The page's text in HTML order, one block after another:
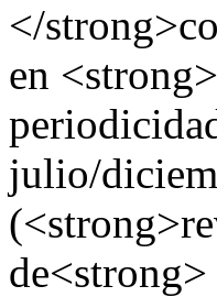
</
en
julio/